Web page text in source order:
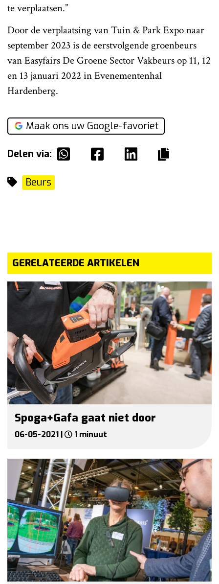
te verplaatsen.”
Door de verplaatsing van Tuin & Park Expo naar
september 2023 is de eerstvolgende groenbeurs
van Easyfairs De Groene Sector Vakbeurs op 11, 12
en 13 januari 2022 in Evenementenhal
Hardenberg.
Maak ons uw Google-favoriet
Delen via:
Beurs
GERELATEERDE ARTIKELEN
Spoga+Gafa gaat niet door
06-05-2021 | 1 minuut